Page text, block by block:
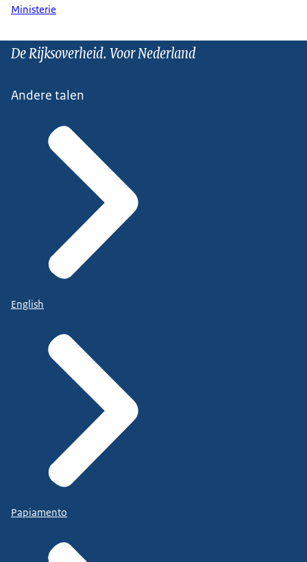
Ministerie
De Rijksoverheid. Voor Nederland
Andere talen
English
Papiamento